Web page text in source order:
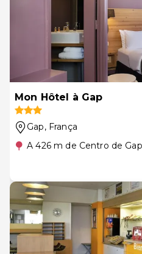
Mon Hôtel à Gap
Gap, França
A 426 m de Centro de Gap